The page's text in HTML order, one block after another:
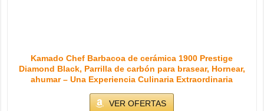
Kamado Chef Barbacoa de cerámica 1900 Prestige
Diamond Black, Parrilla de carbón para brasear, Hornear,
ahumar – Una Experiencia Culinaria Extraordinaria
VER OFERTAS